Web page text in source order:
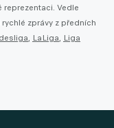
reprezentaci. Vedle
zprávy z předních
, LaLiga, Liga